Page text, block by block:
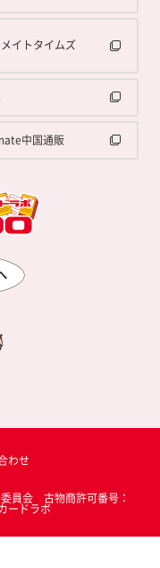
イトタイムズ
中国通販
わせ
員会 古物商許可番号：
ードラボ